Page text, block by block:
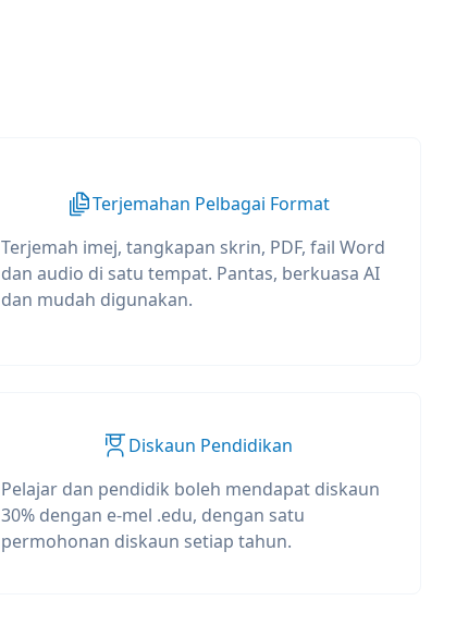
Terjemahan Pelbagai Format
Terjemah imej, tangkapan skrin, PDF, fail Word
dan audio di satu tempat. Pantas, berkuasa AI
dan mudah digunakan.
Diskaun Pendidikan
Pelajar dan pendidik boleh mendapat diskaun
30% dengan e-mel .edu, dengan satu
permohonan diskaun setiap tahun.